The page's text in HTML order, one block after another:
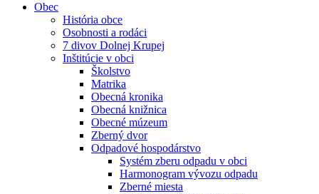
Obec
História obce
Osobnosti a rodáci
7 divov Dolnej Krupej
Inštitúcie v obci
Školstvo
Matrika
Obecná kronika
Obecná knižnica
Obecné múzeum
Zberný dvor
Odpadové hospodárstvo
Systém zberu odpadu v obci
Harmonogram vývozu odpadu
Zberné miesta